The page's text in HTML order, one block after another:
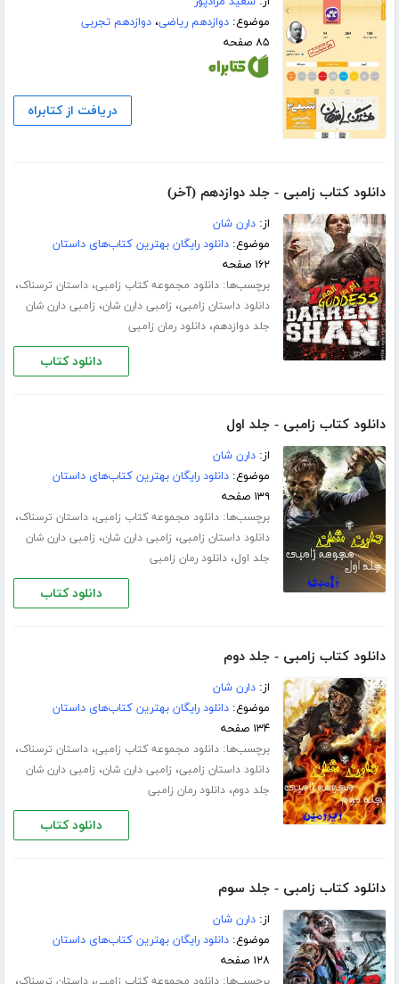
موضوع:دوازدهم ریاضی،دوازدهم تجربی
۸۵ صفحه
دریافت از کتابراه
دانلود کتاب زامبی - جلد دوازدهم (آخر)
از:دارن شان
موضوع:دانلود رایگان بهترین کتاب‌های داستان
۱۶۲ صفحه
برچسب‌ها:دانلود مجموعه کتاب زامبی،داستان ترسناک،
دانلود داستان زامبی، زامبی دارن شان، زامبی دارن شان
جلد دوازدهم،دانلود رمان زامبی
دانلود کتاب
دانلود کتاب زامبی - جلد اول
از:دارن شان
موضوع:دانلود رایگان بهترین کتاب‌های داستان
۱۳۹ صفحه
برچسب‌ها:دانلود مجموعه کتاب زامبی،داستان ترسناک،
دانلود داستان زامبی، زامبی دارن شان، زامبی دارن شان
جلد اول،دانلود رمان زامبی
دانلود کتاب
دانلود کتاب زامبی - جلد دوم
از:دارن شان
موضوع:دانلود رایگان بهترین کتاب‌های داستان
۱۳۴ صفحه
برچسب‌ها:دانلود مجموعه کتاب زامبی،داستان ترسناک،
دانلود داستان زامبی، زامبی دارن شان، زامبی دارن شان
جلد دوم،دانلود رمان زامبی
دانلود کتاب
دانلود کتاب زامبی - جلد سوم
از:دارن شان
موضوع:دانلود رایگان بهترین کتاب‌های داستان
۱۲۸ صفحه